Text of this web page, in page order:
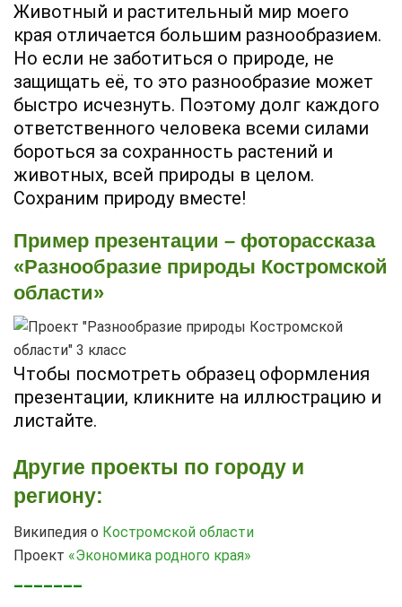
Животный и растительный мир моего
края отличается большим разнообразием.
Но если не заботиться о природе, не
защищать её, то это разнообразие может
быстро исчезнуть. Поэтому долг каждого
ответственного человека всеми силами
бороться за сохранность растений и
животных, всей природы в целом.
Сохраним природу вместе!
Пример презентации – фоторассказа
«Разнообразие природы Костромской
области»
Чтобы посмотреть образец оформления
презентации, кликните на иллюстрацию и
листайте.
Другие проекты по городу и
региону:
Википедия о Костромской области
Проект «Экономика родного края»